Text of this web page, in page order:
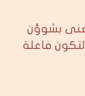
بشوؤن
فاعلة